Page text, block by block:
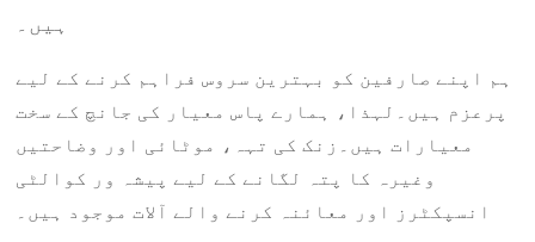
ہیں۔
ہم اپنے صارفین کو بہترین سروس فراہم کرنے کے لیے
پرعزم ہیں۔لہذا، ہمارے پاس معیار کی جانچ کے سخت
معیارات ہیں۔زنک کی تہہ، موٹائی اور وضاحتیں
وغیرہ کا پتہ لگانے کے لیے پیشہ ور کوالٹی
انسپکٹرز اور معائنہ کرنے والے آلات موجود ہیں۔